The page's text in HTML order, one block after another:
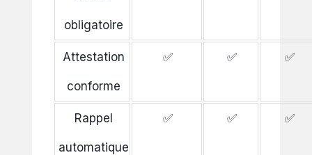
obligatoire
Attestation
conforme
✅ ✅ ✅
Rappel
automatique
✅ ✅ ✅